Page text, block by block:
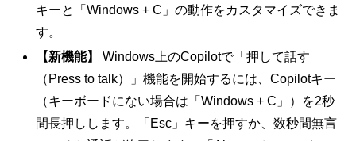
キーと「Windows + C」の動作をカスタマイズできま
す。
【新機能】
Windows上のCopilotで「押して話す
（Press to talk）」機能を開始するには、Copilotキー
（キーボードにない場合は「Windows + C」）を2秒
間長押しします。「Esc」キーを押すか、数秒間無言